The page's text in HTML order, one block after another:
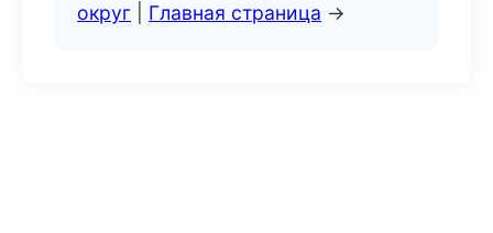
округ
Главная страница →